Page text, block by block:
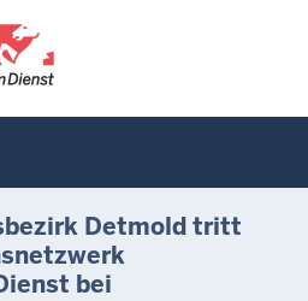
zum Inhalt
Hauptmenü
Detmold tritt
bei